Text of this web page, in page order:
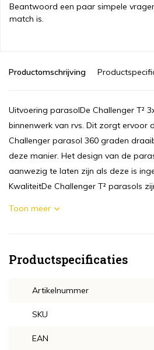
Beantwoord een paar simpele
match is.
Productomschrijving
Uitvoering parasolDe Challenger T²
binnenwerk van rvs. Dit zorgt
Challenger parasol 360 graden
deze manier. Het design van de
aanwezig te laten zijn als deze is
KwaliteitDe Challenger T² parasols
Toon meer
Productspecificaties
Artikelnummer
SKU
EAN